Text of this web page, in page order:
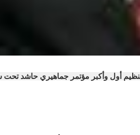
أول وأكبر مؤتمر جماهيري حاشد